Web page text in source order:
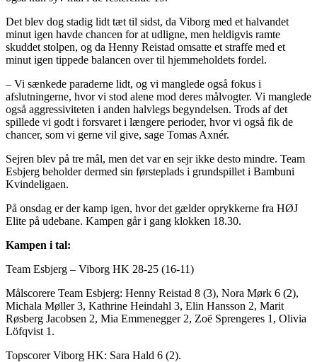
Det blev dog stadig lidt tæt til sidst, da Viborg med et halvandet
minut igen havde chancen for at udligne, men heldigvis ramte
skuddet stolpen, og da Henny Reistad omsatte et straffe med et
minut igen tippede balancen over til hjemmeholdets fordel.
– Vi sænkede paraderne lidt, og vi manglede også fokus i
afslutningerne, hvor vi stod alene mod deres målvogter. Vi manglede
også aggressiviteten i anden halvlegs begyndelsen. Trods af det
spillede vi godt i forsvaret i længere perioder, hvor vi også fik de
chancer, som vi gerne vil give, sage Tomas Axnér.
Sejren blev på tre mål, men det var en sejr ikke desto mindre. Team
Esbjerg beholder dermed sin førsteplads i grundspillet i Bambuni
Kvindeligaen.
På onsdag er der kamp igen, hvor det gælder oprykkerne fra HØJ
Elite på udebane. Kampen går i gang klokken 18.30.
Kampen i tal:
Team Esbjerg – Viborg HK 28-25 (16-11)
Målscorere Team Esbjerg: Henny Reistad 8 (3), Nora Mørk 6 (2),
Michala Møller 3, Kathrine Heindahl 3, Elin Hansson 2, Marit
Røsberg Jacobsen 2, Mia Emmenegger 2, Zoë Sprengeres 1, Olivia
Löfqvist 1.
Topscorer Viborg HK: Sara Hald 6 (2).